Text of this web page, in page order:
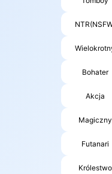
Bohater
Akcja
Magiczny
Futanari
Królestwo